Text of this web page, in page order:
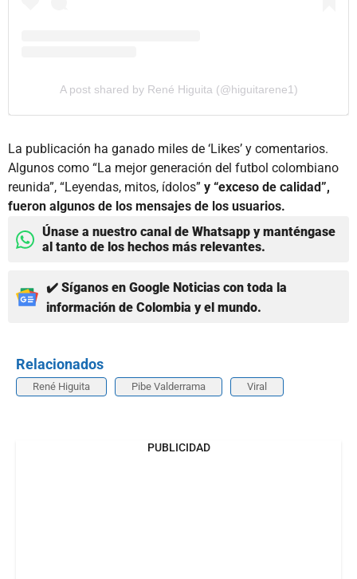
A post shared by René Higuita (@higuitarene1)
La publicación ha ganado miles de ‘Likes’ y comentarios.
Algunos como “La mejor generación del futbol colombiano
reunida”, “Leyendas, mitos, ídolos” y “exceso de calidad”,
fueron algunos de los mensajes de los usuarios.
Únase a nuestro canal de Whatsapp y manténgase
al tanto de los hechos más relevantes.
✔️ Síganos en Google Noticias con toda la
información de Colombia y el mundo.
Relacionados
René Higuita Pibe Valderrama Viral
PUBLICIDAD